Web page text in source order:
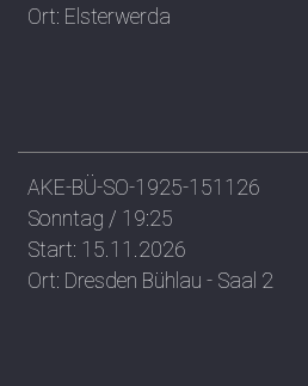
Ort: Elsterwerda
AKE-BÜ-SO-1925-151126
Sonntag / 19:25
Start: 15.11.2026
Ort: Dresden Bühlau - Saal 2